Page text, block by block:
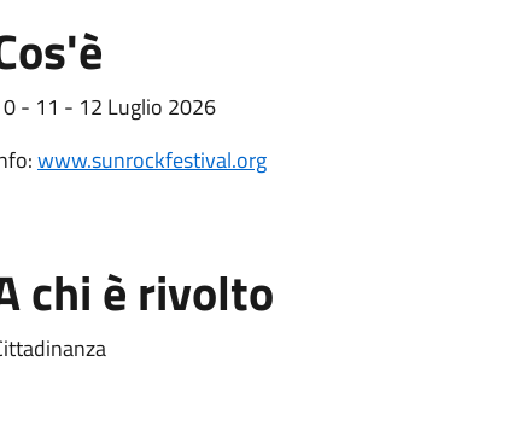
- 11 - 12 Luglio 2026
www.sunrockfestival.org
chi è rivolto